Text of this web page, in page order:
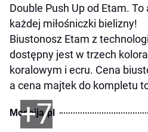
Double Push Up od Etam.
każdej miłośniczki bielizny!
Biustonosz Etam z
dostępny jest w trzech
koralowym i ecru. Cena
a cena majtek do kompletu
+7
Modaija.pl